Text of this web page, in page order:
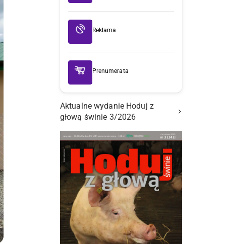
Reklama
Prenumerata
Aktualne wydanie Hoduj z
głową świnie 3/2026